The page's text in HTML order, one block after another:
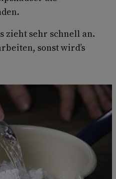
zieht sehr schnell an.
sonst wird’s